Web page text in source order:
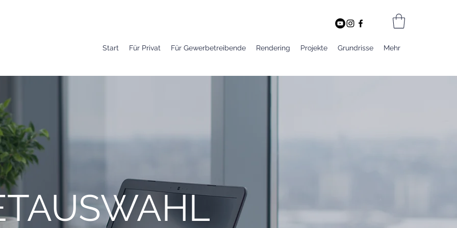
Start Für Privat Für Gewerbetreibende Rendering Projekte Grundrisse Mehr